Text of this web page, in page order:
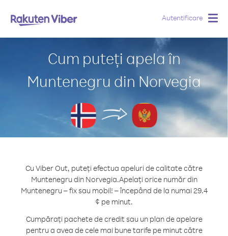
Autentificare
Cum puteți apela în
Muntenegru din Norvegia
Cu Viber Out, puteți efectua apeluri de calitate către
Muntenegru din Norvegia.Apelați orice număr din
Muntenegru – fix sau mobil! – începând de la numai 29.4
¢ pe minut.
Cumpărați pachete de credit sau un plan de apelare
pentru a avea de cele mai bune tarife pe minut către